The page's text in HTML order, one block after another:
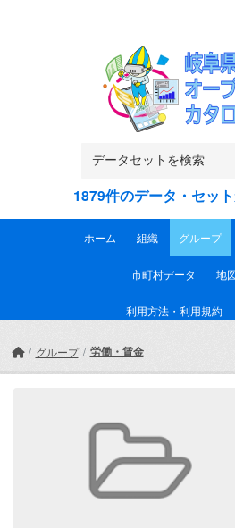
1879件のデータ・セッ
ホーム 組織 グループ
市町村データ 地
利用方法・利用規約
グループ 労働・賃金